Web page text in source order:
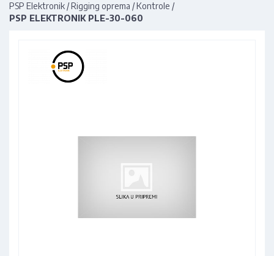
PSP Elektronik /Rigging oprema /Kontrole /
PSP ELEKTRONIK PLE-30-060